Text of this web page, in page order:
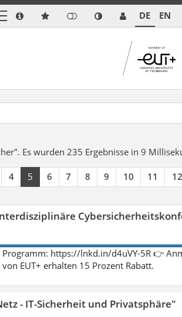
DE EN
Es wurden 235 Ergebnisse in 9
4 5 6 7 8 9 10 11 12
https://lnkd.in/d4uVY-5R 👉
EUT+ erhalten 15 Prozent Rabatt.
- IT-Sicherheit und Privatsphäre"